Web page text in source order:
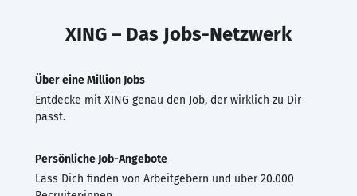
XING – Das Jobs-Netzwerk
Über eine Million Jobs
Entdecke mit XING genau den Job, der wirklich zu Dir
passt.
Persönliche Job-Angebote
Lass Dich finden von Arbeitgebern und über 20.000